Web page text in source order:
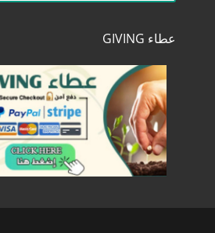
عطاء GIVING